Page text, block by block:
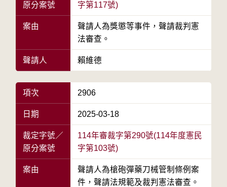
原分案號
字第117號)
案由
聲請人為獎懲等事件，聲請裁判憲
法審查。
聲請人 賴維德
項次 2906
日期 2025-03-18
裁定字號／
原分案號
114年審裁字第290號(114年度憲民
字第103號)
案由
聲請人為槍砲彈藥刀械管制條例案
件，聲請法規範及裁判憲法審查。